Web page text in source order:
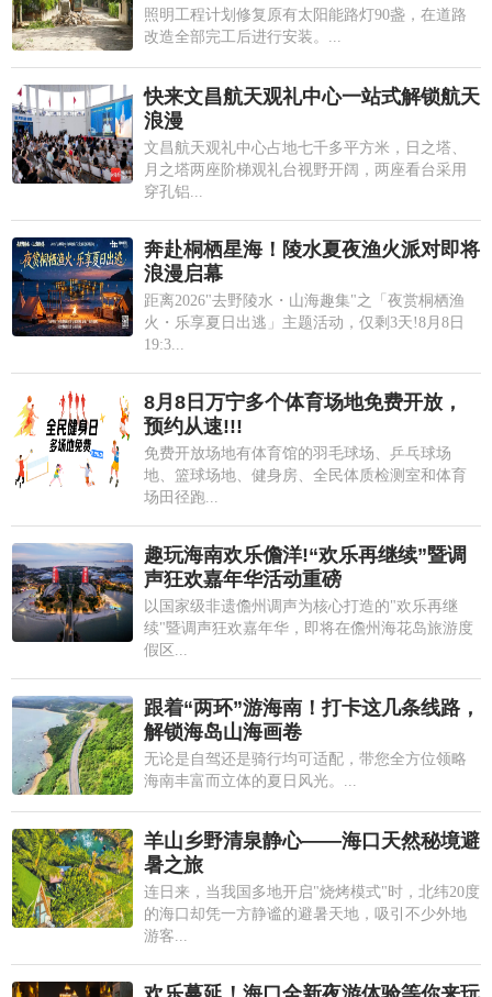
照明工程计划修复原有太阳能路灯90盏，在道路
改造全部完工后进行安装。...
快来文昌航天观礼中心一站式解锁航天
浪漫
文昌航天观礼中心占地七千多平方米，日之塔、
月之塔两座阶梯观礼台视野开阔，两座看台采用
穿孔铝...
奔赴桐栖星海！陵水夏夜渔火派对即将
浪漫启幕
距离2026"去野陵水・山海趣集"之「夜赏桐栖渔
火・乐享夏日出逃」主题活动，仅剩3天!8月8日
19:3...
8月8日万宁多个体育场地免费开放，
预约从速!!!
免费开放场地有体育馆的羽毛球场、乒乓球场
地、篮球场地、健身房、全民体质检测室和体育
场田径跑...
趣玩海南欢乐儋洋!“欢乐再继续”暨调
声狂欢嘉年华活动重磅
以国家级非遗儋州调声为核心打造的"欢乐再继
续"暨调声狂欢嘉年华，即将在儋州海花岛旅游度
假区...
跟着“两环”游海南！打卡这几条线路，
解锁海岛山海画卷
无论是自驾还是骑行均可适配，带您全方位领略
海南丰富而立体的夏日风光。...
羊山乡野清泉静心——海口天然秘境避
暑之旅
连日来，当我国多地开启"烧烤模式"时，北纬20度
的海口却凭一方静谧的避暑天地，吸引不少外地
游客...